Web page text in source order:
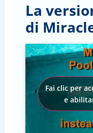
La
di
Fai clic per
e